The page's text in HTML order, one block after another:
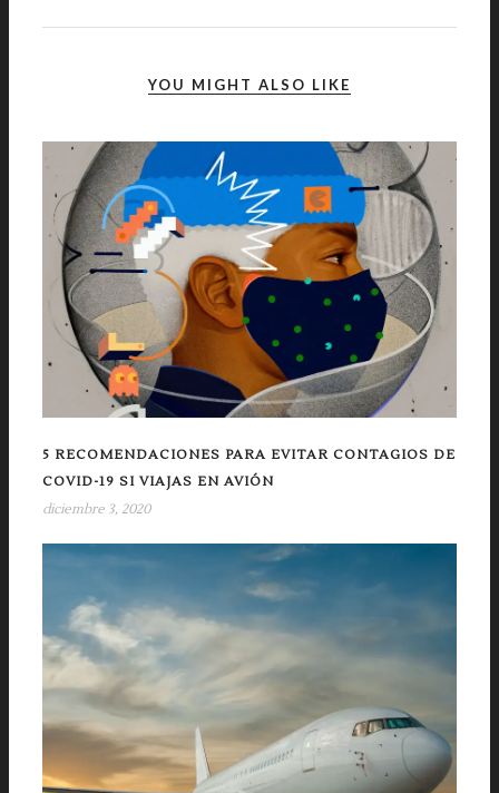
YOU MIGHT ALSO LIKE
5 RECOMENDACIONES PARA EVITAR CONTAGIOS DE
COVID-19 SI VIAJAS EN AVIÓN
diciembre 3, 2020